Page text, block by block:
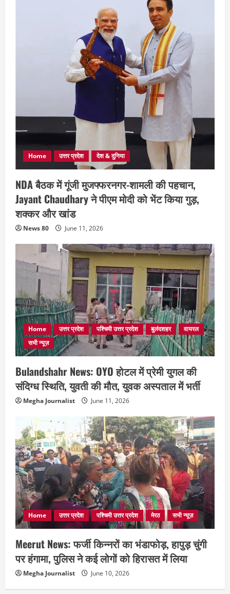
Home उत्तर प्रदेश देश & दुनिया
NDA बैठक में गूंजी मुजफ्फरनगर-शामली की पहचान,
Jayant Chaudhary ने पीएम मोदी को भेंट किया गुड़,
शक्कर और खांड
News 80 June 11, 2026
Home उत्तर प्रदेश पश्चिमी उत्तर प्रदेश बुलंदशहर
वायरल
सभी न्यूज़
Bulandshahr News: OYO होटल में प्रेमी युगल की
संदिग्ध स्थिति, युवती की मौत, युवक अस्पताल में भर्ती
Megha Journalist June 11, 2026
Home उत्तर प्रदेश पश्चिमी उत्तर प्रदेश मेरठ सभी न्यूज़
Meerut News: फर्जी किन्नरों का भंडाफोड़, हापुड़ चुंगी
पर हंगामा, पुलिस ने कई लोगों को हिरासत में लिया
Megha Journalist June 10, 2026